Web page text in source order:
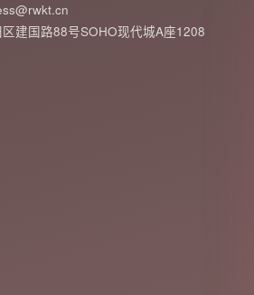
建国路88号SOHO现代城A座1208